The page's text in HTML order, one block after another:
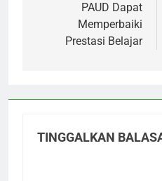
PAUD Dapat
Memperbaiki
Prestasi Belajar
TINGGALKAN